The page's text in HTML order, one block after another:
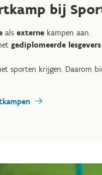
bij
als externekampen aan.
gediplomeerde lesgevers
sporten krijgen. Daarom